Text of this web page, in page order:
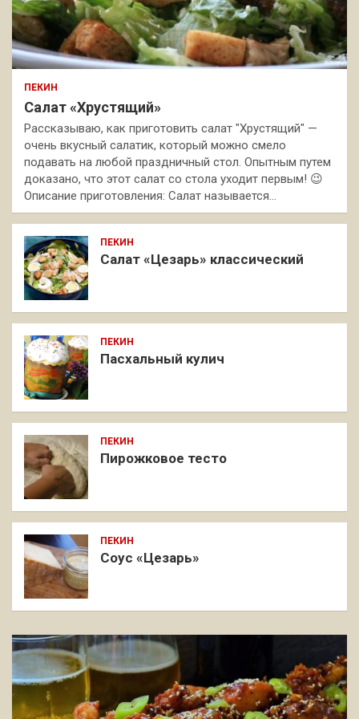
ПЕКИН
Салат «Хрустящий»
Рассказываю, как приготовить салат "Хрустящий" —
очень вкусный салатик, который можно смело
подавать на любой праздничный стол. Опытным путем
доказано, что этот салат со стола уходит первым! 😉
Описание приготовления: Салат называется…
ПЕКИН
Салат «Цезарь» классический
ПЕКИН
Пасхальный кулич
ПЕКИН
Пирожковое тесто
ПЕКИН
Соус «Цезарь»